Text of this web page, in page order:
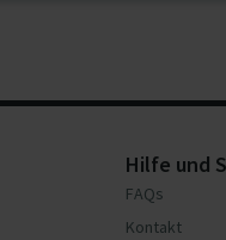
Hilfe und
FAQs
Kontakt